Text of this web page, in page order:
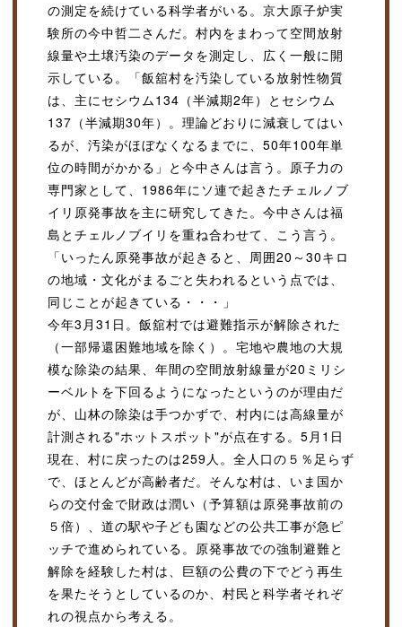
の測定を続けている科学者がいる。京大原子炉実
験所の今中哲二さんだ。村内をまわって空間放射
線量や土壌汚染のデータを測定し、広く一般に開
示している。「飯舘村を汚染している放射性物質
は、主にセシウム134（半減期2年）とセシウム
137（半減期30年）。理論どおりに減衰してはい
るが、汚染がほぼなくなるまでに、50年100年単
位の時間がかかる」と今中さんは言う。原子力の
専門家として、1986年にソ連で起きたチェルノブ
イリ原発事故を主に研究してきた。今中さんは福
島とチェルノブイリを重ね合わせて、こう言う。
「いったん原発事故が起きると、周囲20～30キロ
の地域・文化がまるごと失われるという点では、
同じことが起きている・・・」
今年3月31日。飯舘村では避難指示が解除された
（一部帰還困難地域を除く）。宅地や農地の大規
模な除染の結果、年間の空間放射線量が20ミリシ
ーベルトを下回るようになったというのが理由だ
が、山林の除染は手つかずで、村内には高線量が
計測される"ホットスポット"が点在する。5月1日
現在、村に戻ったのは259人。全人口の５％足らず
で、ほとんどが高齢者だ。そんな村は、いま国か
らの交付金で財政は潤い（予算額は原発事故前の
５倍）、道の駅や子ども園などの公共工事が急ピ
ッチで進められている。原発事故での強制避難と
解除を経験した村は、巨額の公費の下でどう再生
を果たそうとしているのか、村民と科学者それぞ
れの視点から考える。